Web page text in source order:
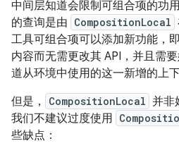
中间层知道会限制可组合项的功
的查询是由 CompositionLocal
工具可组合项可以添加新功能，
内容而无需更改其 API，并且需
道从环境中使用的这一新增的上下
但是，
CompositionLocal 并非
我们不建议过度使用
些缺点：